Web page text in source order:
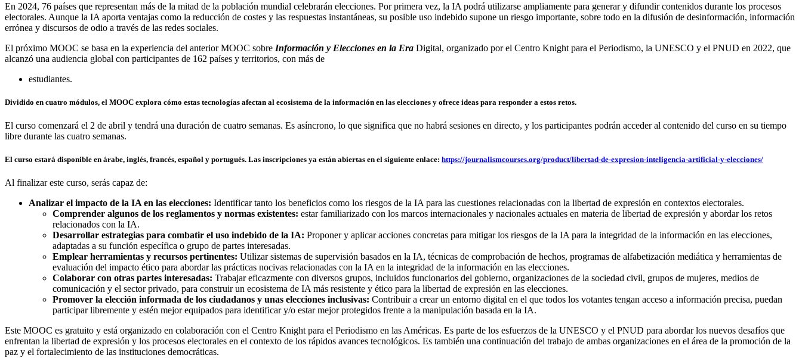
En 2024, 76 países que representan más de la mitad de la población mundial celebrarán elecciones. Por primera vez, la IA podrá utilizarse ampliamente para generar y difundir contenidos durante los procesos
electorales. Aunque la IA aporta ventajas como la reducción de costes y las respuestas instantáneas, su posible uso indebido supone un riesgo importante, sobre todo en la difusión de desinformación, información
errónea y discursos de odio a través de las redes sociales.
El próximo MOOC se basa en la experiencia del anterior MOOC sobre Información y Elecciones en la Era Digital, organizado por el Centro Knight para el Periodismo, la UNESCO y el PNUD en 2022, que
alcanzó una audiencia global con participantes de 162 países y territorios, con más de
estudiantes.
Dividido en cuatro módulos, el MOOC explora cómo estas tecnologías afectan al ecosistema de la información en las elecciones y ofrece ideas para responder a estos retos.
El curso comenzará el 2 de abril y tendrá una duración de cuatro semanas. Es asíncrono, lo que significa que no habrá sesiones en directo, y los participantes podrán acceder al contenido del curso en su tiempo
libre durante las cuatro semanas.
El curso estará disponible en árabe, inglés, francés, español y portugués. Las inscripciones ya están abiertas en el siguiente enlace: https://journalismcourses.org/product/libertad-de-expresion-inteligencia-artificial-y-elecciones/
Al finalizar este curso, serás capaz de:
Analizar el impacto de la IA en las elecciones: Identificar tanto los beneficios como los riesgos de la IA para las cuestiones relacionadas con la libertad de expresión en contextos electorales.
Comprender algunos de los reglamentos y normas existentes: estar familiarizado con los marcos internacionales y nacionales actuales en materia de libertad de expresión y abordar los retos
relacionados con la IA.
Desarrollar estrategias para combatir el uso indebido de la IA: Proponer y aplicar acciones concretas para mitigar los riesgos de la IA para la integridad de la información en las elecciones,
adaptadas a su función específica o grupo de partes interesadas.
Emplear herramientas y recursos pertinentes: Utilizar sistemas de supervisión basados en la IA, técnicas de comprobación de hechos, programas de alfabetización mediática y herramientas de
evaluación del impacto ético para abordar las prácticas nocivas relacionadas con la IA en la integridad de la información en las elecciones.
Colaborar con otras partes interesadas: Trabajar eficazmente con diversos grupos, incluidos funcionarios del gobierno, organizaciones de la sociedad civil, grupos de mujeres, medios de
comunicación y el sector privado, para construir un ecosistema de IA más resistente y ético para la libertad de expresión en las elecciones.
Promover la elección informada de los ciudadanos y unas elecciones inclusivas: Contribuir a crear un entorno digital en el que todos los votantes tengan acceso a información precisa, puedan
participar libremente y estén mejor equipados para identificar y/o estar mejor protegidos frente a la manipulación basada en la IA.
Este MOOC es gratuito y está organizado en colaboración con el Centro Knight para el Periodismo en las Américas. Es parte de los esfuerzos de la UNESCO y el PNUD para abordar los nuevos desafíos que
enfrentan la libertad de expresión y los procesos electorales en el contexto de los rápidos avances tecnológicos. Es también una continuación del trabajo de ambas organizaciones en el área de la promoción de la
paz y el fortalecimiento de las instituciones democráticas.